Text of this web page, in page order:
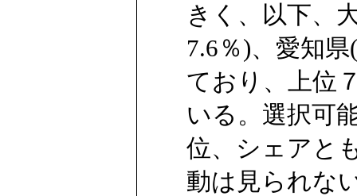
きく、以下、
7.6％)、愛知
ており、上位
いる。選択可
位、シェアと
動は見られな